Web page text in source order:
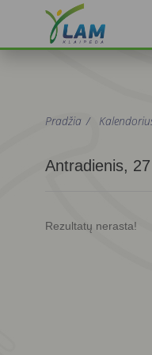
Pradžia /
Antradienis,
Rezultatų nerasta!